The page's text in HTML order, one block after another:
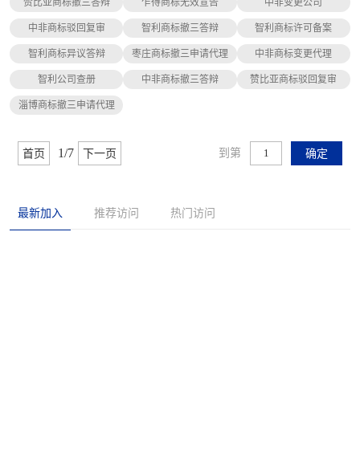
赞比亚商标撤三答辩 乍得商标无效宣告 中非变更公司
中非商标驳回复审 智利商标撤三答辩 智利商标许可备案
智利商标异议答辩 枣庄商标撤三申请代理 中非商标变更代理
智利公司查册 中非商标撤三答辩 赞比亚商标驳回复审
淄博商标撤三申请代理
首页 1/7 下一页 到第 确定
最新加入 推荐访问 热门访问